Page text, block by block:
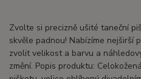
Zvolte si precizně ušité taneční
skvěle padnou! Nabízíme nejširší
zvolit velikost a barvu a
změní. Popis produktu: